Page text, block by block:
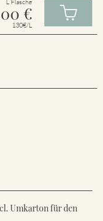
L Flasche
€
130€/L
Umkarton für den